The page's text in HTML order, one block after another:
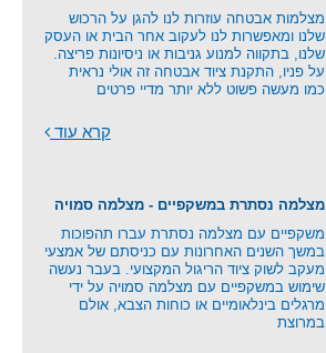
מצלמות אבטחה עוזרות לנו להגן על הרכוש
שלנו ומאפשרות לנו לעקוב אחר הבית או העסק
שלנו, בתקווה למנוע גניבות או ניסיונות פריצה.
על פניו, התקנת ציוד אבטחה זה אולי נראית
כמו מעשה פשוט ללא יותר מדיי פרטים
קרא עוד
מצלמה נסתרת במשקפיים - מצלמה סמויה
משקפיים עם מצלמה נסתרת עברו תהפוכות
במשך השנים האחרונות עם כניסתם של אמצעי
מעקב לשוק ציוד הריגול המקצועי. בעבר נעשה
שימוש במשקפיים עם מצלמה סמויה על ידי
מרגלים בינלאומיים או כוחות הצבא, אולם
במרוצת